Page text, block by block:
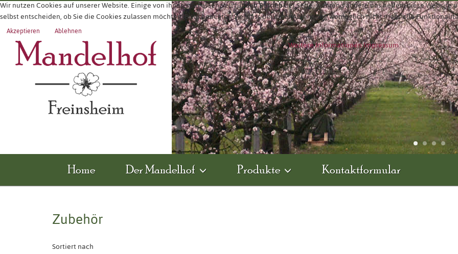
Home Der Mandelhof Produkte Kontaktformular
Zubehör
Sortiert nach
Wir nutzen Cookies auf unserer Website. Einige von ihnen sind essenziell für den Betrieb der Seite, während andere uns helfen, diese
selbst entscheiden, ob Sie die Cookies zulassen möchten. Bitte beachten Sie, dass bei einer Ablehnung womöglich nicht mehr alle
Akzeptieren Ablehnen
Weitere InformationenImpressum